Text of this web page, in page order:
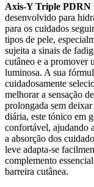
Axis-Y Triple PDRN
desenvolvido para
para os cuidados
tipos de pele,
sujeita a sinais de
cutâneo e a promover
luminosa. A sua
cuidadosamente
melhorar a sensação
prolongada sem
diária, este tónico em
confortável, ajudando
a absorção dos
leve adapta-se
complemento
barreira cutânea.